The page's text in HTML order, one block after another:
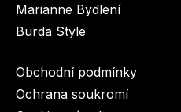
Marianne Bydlení
Burda Style
Obchodní podmínky
Ochrana soukromí